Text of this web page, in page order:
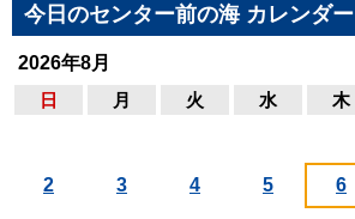
今日のセンター前の海 カレンダー
2026年8月
日
月 火 水 木
2 3 4 5 6